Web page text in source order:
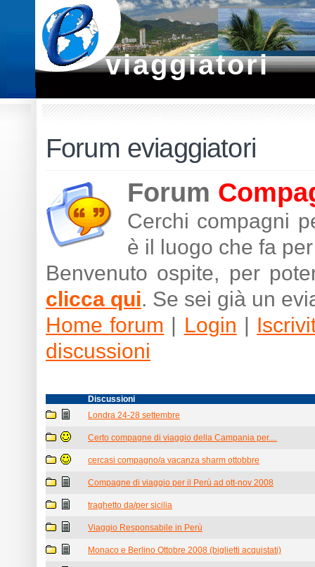
viaggiatori
Forum eviaggiatori
Forum
Cerchi compagni
è il luogo che fa
Benvenuto ospite, per
clicca qui. Se sei già un
Home forum | Login |
discussioni
Discussioni
Londra 24-28 settembre
Certo compagne di viaggio della Campania per....
cercasi compagno/a vacanza sharm ottobbre
Compagne di viaggio per il Perù ad ott-nov 2008
traghetto da/per sicilia
Viaggio Responsabile in Perù
Monaco e Berlino Ottobre 2008 (biglietti acquistati)